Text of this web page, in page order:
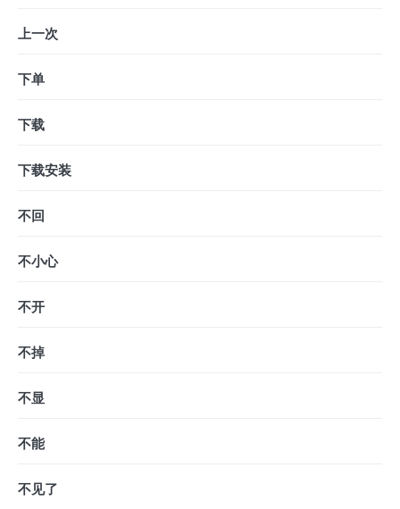
上一次
下单
下载
下载安装
不回
不小心
不开
不掉
不显
不能
不见了